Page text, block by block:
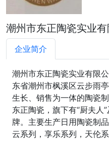
潮州市东正陶瓷实业有
企业简介
潮州市东正陶瓷实业有限
东省潮州市枫溪区云步雨
生长、销售为一体的陶瓷制
东正陶瓷，旗下有“厨夫人
牌。主要生产日用陶瓷制
云系列，享乐系列，天伦系